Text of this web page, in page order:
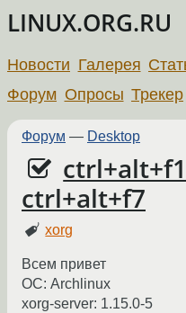
LINUX.ORG.RU
Новости Галерея
Форум Опросы Трекер
Форум — Desktop
ctrl+alt+f7
xorg
Всем привет
ОС: Archlinux
xorg-server: 1.15.0-5